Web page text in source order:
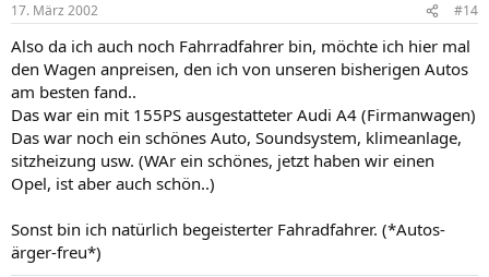
e
:
17. März 2002 #14
Also da ich auch noch Fahrradfahrer bin, möchte ich hier mal
den Wagen anpreisen, den ich von unseren bisherigen Autos
am besten fand..
Das war ein mit 155PS ausgestatteter Audi A4 (Firmanwagen)
Das war noch ein schönes Auto, Soundsystem, klimeanlage,
sitzheizung usw. (WAr ein schönes, jetzt haben wir einen
Opel, ist aber auch schön..)
Sonst bin ich natürlich begeisterter Fahradfahrer. (*Autos-
ärger-freu*)